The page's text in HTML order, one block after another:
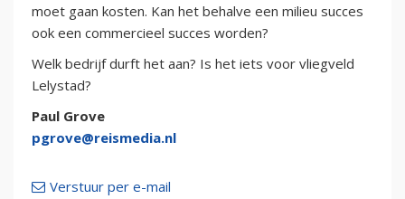
moet gaan kosten. Kan het behalve een milieu succes
ook een commercieel succes worden?
Welk bedrijf durft het aan? Is het iets voor vliegveld
Lelystad?
Paul Grove
pgrove@reismedia.nl
Verstuur per e-mail